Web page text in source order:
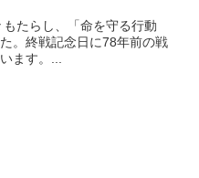
たらし、「命を守る行動
。終戦記念日に78年前の戦
ます。...